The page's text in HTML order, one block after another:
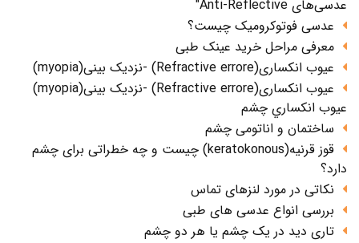
عدسی‌های Anti-Reflective"
عدسی فوتوکرومیک چیست؟
معرفی مراحل خرید عینک طبی
عیوب انکساری(Refractive errore) -نزدیک بینی(myopia)
عیوب انکساری(Refractive errore) -نزدیک بینی(myopia)
عيوب انکساري چشم
ساختمان و اناتومی چشم
قوز قرنیه(keratokonous) چیست و چه خطراتی برای چشم
دارد؟
نکاتی در مورد لنزهای تماس
بررسی انواع عدسی های طبی
تاری دید در یک چشم یا هر دو چشم